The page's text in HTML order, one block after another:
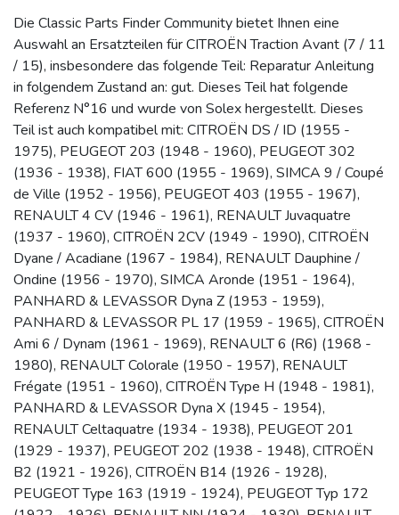
Die Classic Parts Finder Community bietet Ihnen eine
Auswahl an Ersatzteilen für CITROËN Traction Avant (7 / 11
/ 15), insbesondere das folgende Teil: Reparatur Anleitung
in folgendem Zustand an: gut. Dieses Teil hat folgende
Referenz N°16 und wurde von Solex hergestellt. Dieses
Teil ist auch kompatibel mit: CITROËN DS / ID (1955 -
1975), PEUGEOT 203 (1948 - 1960), PEUGEOT 302
(1936 - 1938), FIAT 600 (1955 - 1969), SIMCA 9 / Coupé
de Ville (1952 - 1956), PEUGEOT 403 (1955 - 1967),
RENAULT 4 CV (1946 - 1961), RENAULT Juvaquatre
(1937 - 1960), CITROËN 2CV (1949 - 1990), CITROËN
Dyane / Acadiane (1967 - 1984), RENAULT Dauphine /
Ondine (1956 - 1970), SIMCA Aronde (1951 - 1964),
PANHARD & LEVASSOR Dyna Z (1953 - 1959),
PANHARD & LEVASSOR PL 17 (1959 - 1965), CITROËN
Ami 6 / Dynam (1961 - 1969), RENAULT 6 (R6) (1968 -
1980), RENAULT Colorale (1950 - 1957), RENAULT
Frégate (1951 - 1960), CITROËN Type H (1948 - 1981),
PANHARD & LEVASSOR Dyna X (1945 - 1954),
RENAULT Celtaquatre (1934 - 1938), PEUGEOT 201
(1929 - 1937), PEUGEOT 202 (1938 - 1948), CITROËN
B2 (1921 - 1926), CITROËN B14 (1926 - 1928),
PEUGEOT Type 163 (1919 - 1924), PEUGEOT Typ 172